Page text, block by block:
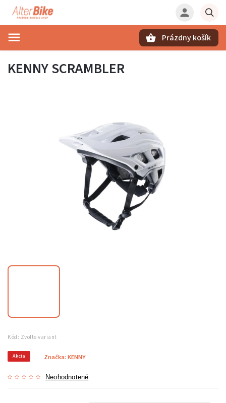
Prázdny košík
KENNY SCRAMBLER
Kód: Zvoľte variant
Akcia
Neohodnotené
Značka: KENNY